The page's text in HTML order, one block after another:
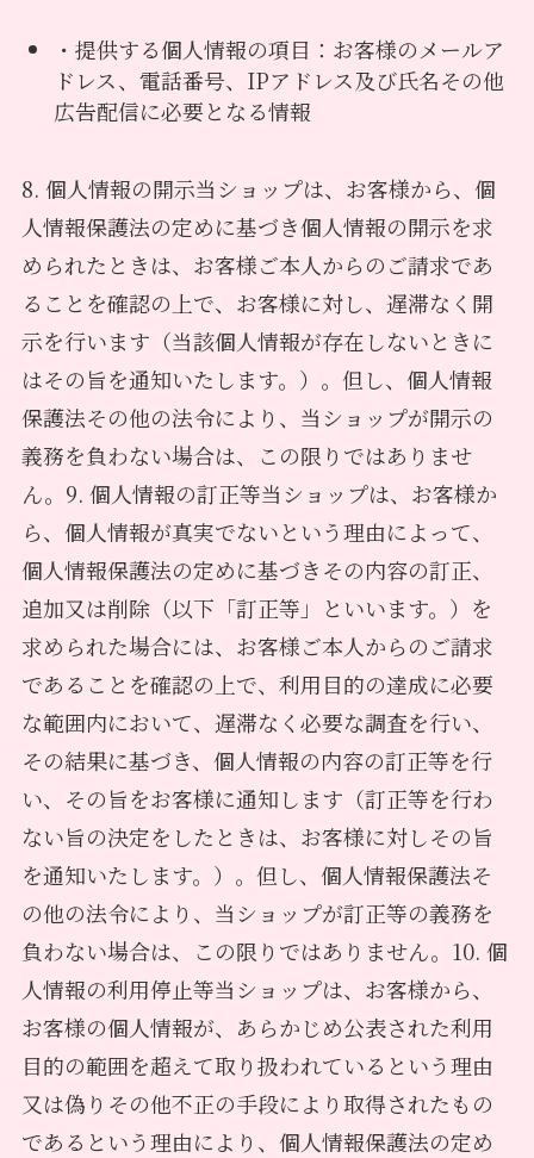
・提供する個人情報の項目：お客様のメールア
ドレス、電話番号、IPアドレス及び氏名その他
広告配信に必要となる情報
8. 個人情報の開示当ショップは、お客様から、個
人情報保護法の定めに基づき個人情報の開示を求
められたときは、お客様ご本人からのご請求であ
ることを確認の上で、お客様に対し、遅滞なく開
示を行います（当該個人情報が存在しないときに
はその旨を通知いたします。）。但し、個人情報
保護法その他の法令により、当ショップが開示の
義務を負わない場合は、この限りではありませ
ん。9. 個人情報の訂正等当ショップは、お客様か
ら、個人情報が真実でないという理由によって、
個人情報保護法の定めに基づきその内容の訂正、
追加又は削除（以下「訂正等」といいます。）を
求められた場合には、お客様ご本人からのご請求
であることを確認の上で、利用目的の達成に必要
な範囲内において、遅滞なく必要な調査を行い、
その結果に基づき、個人情報の内容の訂正等を行
い、その旨をお客様に通知します（訂正等を行わ
ない旨の決定をしたときは、お客様に対しその旨
を通知いたします。）。但し、個人情報保護法そ
の他の法令により、当ショップが訂正等の義務を
負わない場合は、この限りではありません。10. 個
人情報の利用停止等当ショップは、お客様から、
お客様の個人情報が、あらかじめ公表された利用
目的の範囲を超えて取り扱われているという理由
又は偽りその他不正の手段により取得されたもの
であるという理由により、個人情報保護法の定め